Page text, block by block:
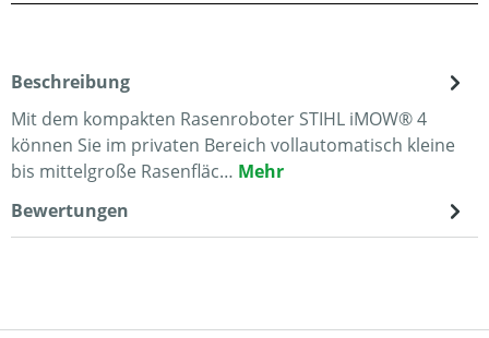
Beschreibung
Mit dem kompakten Rasenroboter STIHL iMOW® 4
können Sie im privaten Bereich vollautomatisch kleine
bis mittelgroße Rasenfläc… Mehr
Bewertungen